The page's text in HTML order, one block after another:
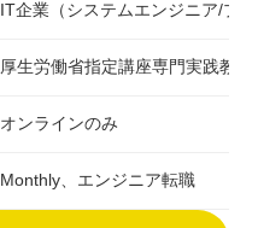
IT企業（システムエンジニア/プ
厚生労働省指定講座専門実践教
オンラインのみ
Monthly、エンジニア転職